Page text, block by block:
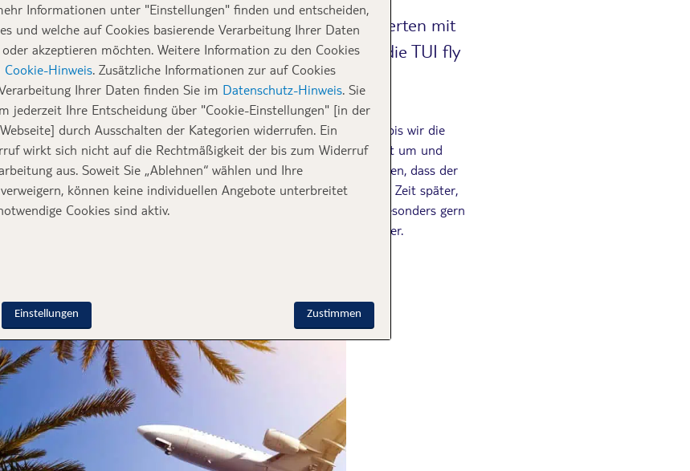
Ask the Expert“ konfrontieren wir unsere TUI Experten mit
immer mal gestellt habt. Dieses Mal haben uns die TUI fly
gestanden.
nun den Landeanflug.Bitte bleiben Sie angeschnallt sitzen, bis wir die
das Anschnallzeichen erloschen ist.“ Und schwupps ist die Flugzeit um und
riesig! In der Aufregung und Eile kann es schonmal passieren, dass der
der Sitztasche vergessen wird – und man das dann auch erst einige Zeit später,
verlassen hat, bemerkt. Was dann zu tun ist, w
elche Dinge besonders gern
und was mit den verlorengegangenen Sachen passiert, erfahrt ihr hier.
werden: E-Book Reader, Brillen, Tablet und
Informationen unter "Einstellungen" finden und entscheiden,
und welche auf Cookies basierende Verarbeitung Ihrer Daten
akzeptieren möchten. Weitere Information zu den Cookies
Cookie-Hinweis. Zusätzliche Informationen zur auf Cookies
Ihrer Daten finden Sie im Datenschutz-Hinweis. Sie
jederzeit Ihre Entscheidung über "Cookie-Einstellungen" [in der
durch Ausschalten der Kategorien widerrufen. Ein
wirkt sich nicht auf die Rechtmäßigkeit der bis zum Widerruf
aus. Soweit Sie „Ablehnen“ wählen und Ihre
können keine individuellen Angebote unterbreitet
Cookies sind aktiv.
Zustimmen
Einstellungen